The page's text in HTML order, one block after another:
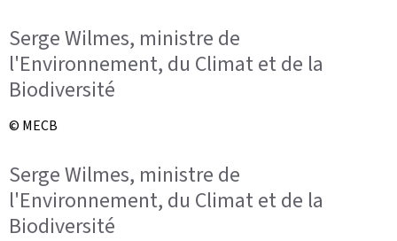
Serge Wilmes, ministre de
l'Environnement, du Climat et de la
Biodiversité
© MECB
Serge Wilmes, ministre de
l'Environnement, du Climat et de la
Biodiversité